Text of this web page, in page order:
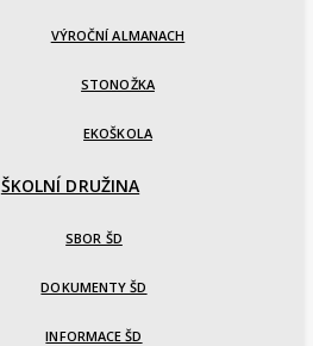
VÝROČNÍ ALMANACH
STONOŽKA
EKOŠKOLA
ŠKOLNÍ DRUŽINA
SBOR ŠD
DOKUMENTY ŠD
INFORMACE ŠD